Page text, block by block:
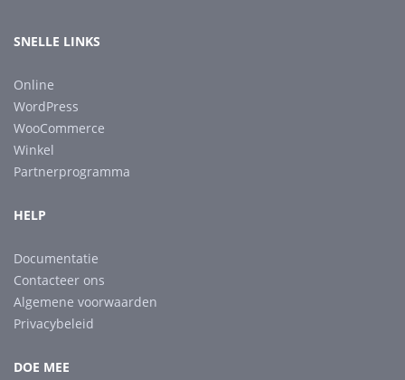
SNELLE LINKS
Online
WordPress
WooCommerce
Winkel
Partnerprogramma
HELP
Documentatie
Contacteer ons
Algemene voorwaarden
Privacybeleid
DOE MEE